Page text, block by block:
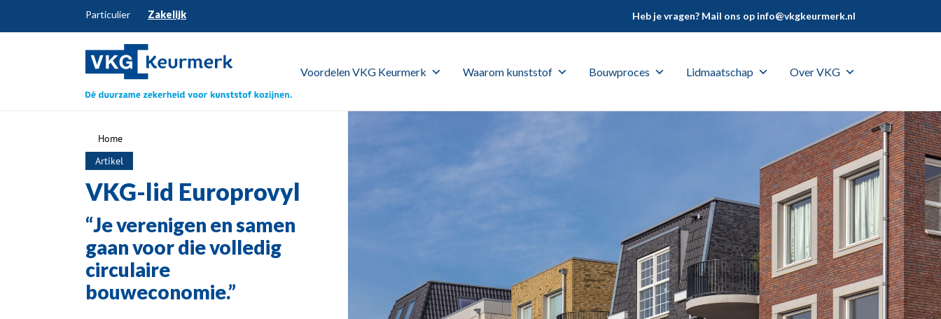
Particulier Zakelijk Heb je vragen? Mail ons op info@vkgkeurmerk.nl
Voordelen VKG Keurmerk Waarom kunststof Bouwproces Lidmaatschap Over VKG
Home
Artikel
VKG-lid Europrovyl
“Je verenigen en samen
gaan voor die volledig
circulaire
bouweconomie.”